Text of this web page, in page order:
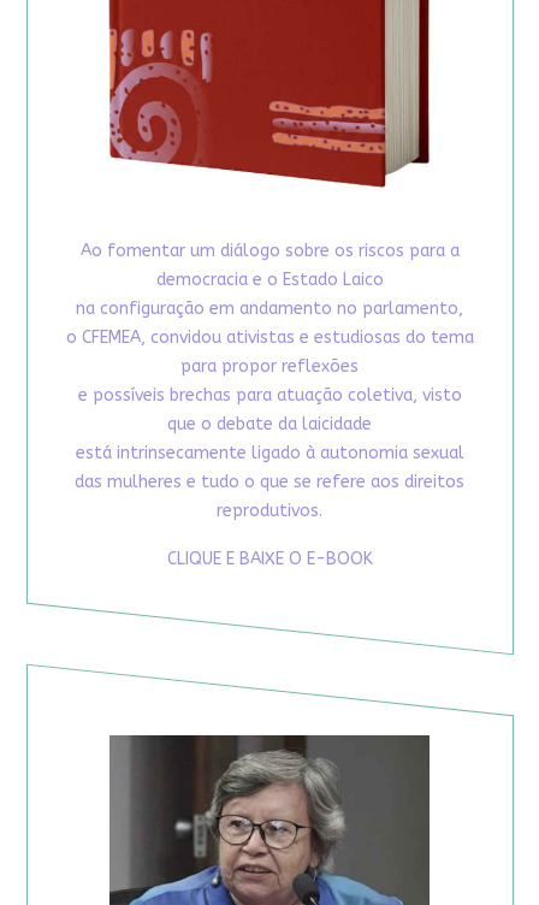
Ao fomentar um diálogo sobre os riscos para a
democracia e o Estado Laico
na configuração em andamento no parlamento,
o CFEMEA, convidou ativistas e estudiosas do tema
para propor reflexões
e possíveis brechas para atuação coletiva, visto
que o debate da laicidade
está intrinsecamente ligado à autonomia sexual
das mulheres e tudo o que se refere aos direitos
reprodutivos.
CLIQUE E BAIXE O E-BOOK